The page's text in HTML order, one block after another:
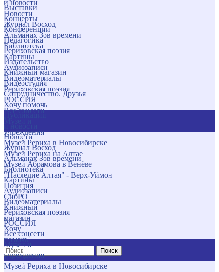
и новости
Новости
Журнал Восход
Альманах Зов времени
Библиотека
Картины
Аудиозаписи
Видеоматериалы
Рериховская поэзия
РОССИЯ
Все соцсети
учреждения
Музей Рериха в Новосибирске
Музей Рериха на Алтае
Музей Абрамова в Венёве
"Наследие Алтая" - Верх-Уймон
Позиция
СибРО
Книжный
магазин
Хочу
помочь
Поиск
Выставки
Концерты
Конференции
Педагогика
Рериховская поэзия
Издательство
Книжный магазин
Видеостудия
Сотрудничество. Друзья
Хочу помочь
Новости
Журнал Восход
Альманах Зов времени
Библиотека
Картины
Аудиозаписи
Видеоматериалы
Рериховская поэзия
РОССИЯ
Все соцсети
Музеи и
учреждения
Музей Рериха в Новосибирске